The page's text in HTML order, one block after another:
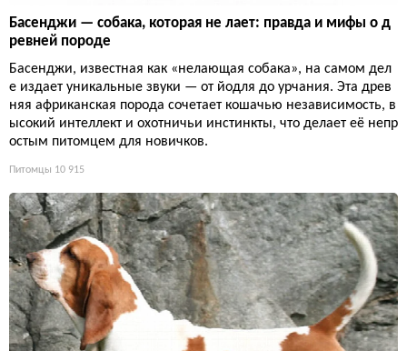
Басенджи — собака, которая не лает: правда и мифы о д
ревней породе
Басенджи, известная как «нелающая собака», на самом дел
е издает уникальные звуки — от йодля до урчания. Эта древ
няя африканская порода сочетает кошачью независимость, в
ысокий интеллект и охотничьи инстинкты, что делает её непр
остым питомцем для новичков.
Питомцы 10 915